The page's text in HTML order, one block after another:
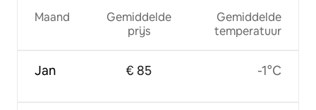
Maand
Jan
Gemiddelde
prijs
€ 85
Gemiddelde
temperatuur
-1°C